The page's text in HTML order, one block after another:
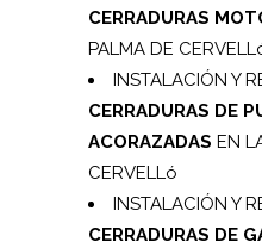
CERRADURAS
PALMA DE
INSTALACIÓN Y
CERRADURAS DE
ACORAZADAS EN
CERVELLó
INSTALACIÓN Y
CERRADURAS DE